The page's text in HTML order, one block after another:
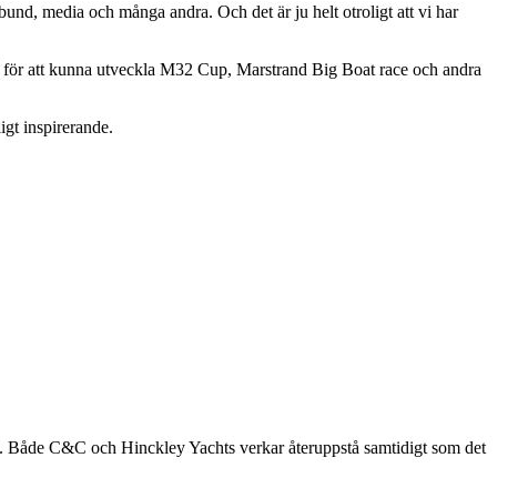
media och många andra. Och det är ju helt otroligt att vi har
att kunna utveckla M32 Cup, Marstrand Big Boat race och andra
inspirerande.
C&C och Hinckley Yachts verkar återuppstå samtidigt som det